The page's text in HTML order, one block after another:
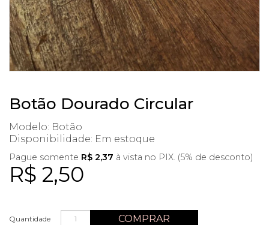
Botão Dourado Circular
Modelo: Botão
Disponibilidade: Em estoque
R$ 2,50
Pague somente R$ 2,37 à vista no PIX. (5% de desconto)
Quantidade COMPRAR